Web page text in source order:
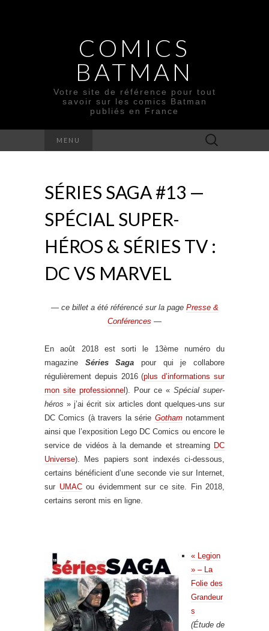
COMICS
BATMAN
Votre site de référence pour tout
savoir sur les comics Batman
publiés en France
MENU Rechercher :
SÉRIES SAGA #13 —
SPÉCIAL SUPER-
HÉROS & SÉRIES TV :
DC VS MARVEL
— ce billet a été référencé sur la page Presse &
Conférences —
En août 2018 est sorti le 13ème numéro du
magazine Séries Saga
pour qui je collabore
régulièrement depuis 2016 (plus d’informations sur
mon site professionnel ). Pour ce « Spécial super-
héros » j’ai écrit six articles dont quelques-uns sur
DC Comics (à travers la série Gothamnotamment
ainsi que l’exposition Lego DC Comics ou encore le
service de vidéos à la demande et streaming DC
Universe). Mes papiers sont indexés ci-dessous,
certains bénéficient d’une seconde vie sur Internet,
sur UMACou évidemment sur ce site. Fin 2018,
certains seront mis en ligne.
« Legion
» – La
Folie des
Grandeur
s
(Étude de